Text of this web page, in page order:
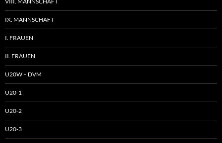
IX. MANNSCHAFT
I. FRAUEN
II. FRAUEN
U20W – DVM
U20-1
U20-2
U20-3